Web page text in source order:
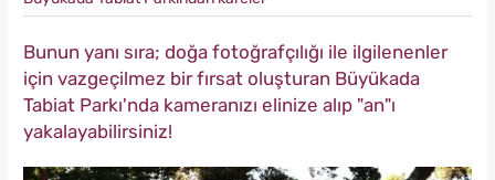
Bunun yanı sıra; doğa fotoğrafçılığı ile ilgilenenler
için vazgeçilmez bir fırsat oluşturan Büyükada
Tabiat Parkı'nda kameranızı elinize alıp "an"ı
yakalayabilirsiniz!